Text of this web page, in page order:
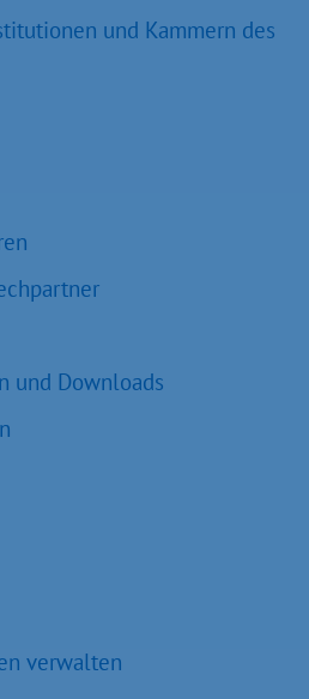
und Kammern des
und Downloads
verwalten